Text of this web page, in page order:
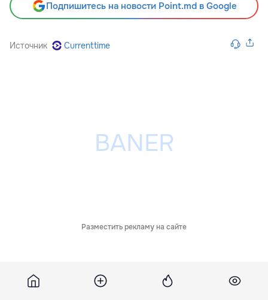
Подпишитесь на новости Point.md в Google
Источник Currenttime
Разместить рекламу на сайте